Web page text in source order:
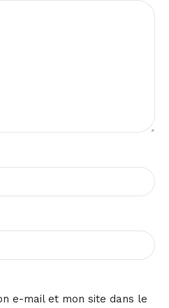
e-mail et mon site dans le